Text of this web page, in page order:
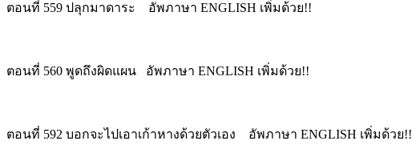
ตอนที่ 559 ปลุกมาดาระ อัพภาษา ENGLISH เพิ่มด้วย!!
ตอนที่ 560 พูดถึงผิดแผน อัพภาษา ENGLISH เพิ่มด้วย!!
ตอนที่ 592 บอกจะไปเอาเก้าหางด้วยตัวเอง อัพภาษา ENGLISH เพิ่มด้วย!!